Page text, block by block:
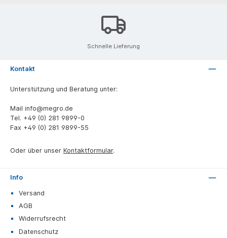
Schnelle Lieferung
Kontakt
Unterstützung und Beratung unter:
Mail info@megro.de
Tel. +49 (0) 281 9899-0
Fax +49 (0) 281 9899-55
Oder über unser Kontaktformular.
Info
Versand
AGB
Widerrufsrecht
Datenschutz